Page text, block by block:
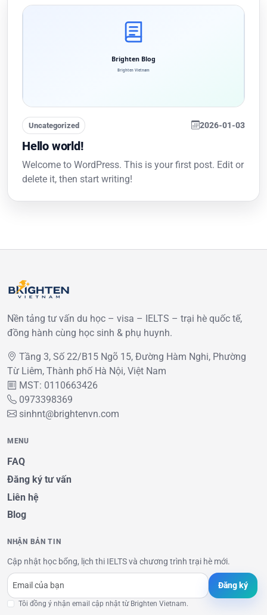
Uncategorized 2026-01-03
Hello world!
Welcome to WordPress. This is your first post. Edit or
delete it, then start writing!
Nền tảng tư vấn du học – visa – IELTS – trại hè quốc tế,
đồng hành cùng học sinh & phụ huynh.
Tầng 3, Số 22/B15 Ngõ 15, Đường Hàm Nghi, Phường
Từ Liêm, Thành phố Hà Nội, Việt Nam
MST: 0110663426
0973398369
sinhnt@brightenvn.com
MENU
FAQ
Đăng ký tư vấn
Liên hệ
Blog
NHẬN BẢN TIN
Cập nhật học bổng, lịch thi IELTS và chương trình trại hè mới.
Đăng ký
Tôi đồng ý nhận email cập nhật từ Brighten Vietnam.